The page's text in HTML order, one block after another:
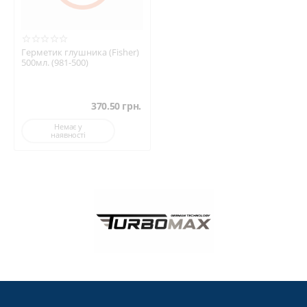
З’єднайте деталі та дайте герметику застигнути
(зазвичай 1–24 години).
Очистіть і знежирте поверхні.
Для герметиків глушника:
тріщини.
Герметик глушника (Fisher)
500мл. (981-500)
370.50 грн.
Немає у
наявності